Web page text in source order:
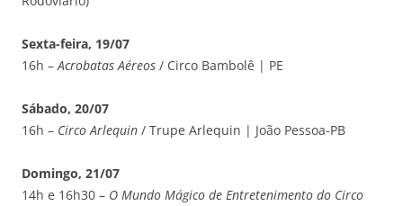
Sexta-feira, 19/07
16h – Acrobatas Aéreos / Circo Bambolê | PE
Sábado, 20/07
16h – Circo Arlequin / Trupe Arlequin | João Pessoa-PB
Domingo, 21/07
14h e 16h30 – O Mundo Mágico de Entretenimento do Circo